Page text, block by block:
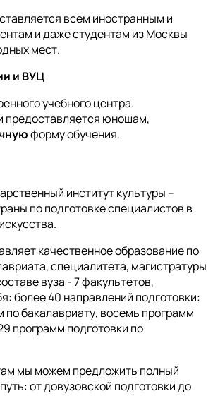
всем иностранным и
и даже студентам из Москвы
мест.
и ВУЦ
учебного центра.
предоставляется юношам,
форму обучения.
институт культуры –
по подготовке специалистов в
качественное образование по
специалитета, магистратуры
вуза - 7 факультетов,
более 40 направлений подготовки:
по бакалавриату, восемь программ
программ подготовки по
мы можем предложить полный
от довузовской подготовки до